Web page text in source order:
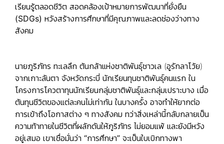
เรียนรู้ตลอดชีวิต สอดคล้องเป้าหมายการพัฒนาที่ยั่งยืน
(SDGs) หวังสร้างการศึกษาที่มีคุณภาพและลดช่องว่างทาง
สังคม
นายภูริภัทร ทะเลลึก ต้นกล้าแห่งชาติพันธุ์ชาวเล (อูรักลาโว้ย)
จากเกาะลันตา จังหวัดกระบี่ นักเรียนทุนชาติพันธุ์คนแรก ใน
โครงการโควตาทุนนักเรียนกลุ่มชาติพันธุ์และกลุ่มเปราะบาง เมื่อ
ต้นทุนชีวิตของแต่ละคนไม่เท่ากัน ในบางครั้ง อาจทำให้ยากต่อ
การเข้าถึงโอกาสต่าง ๆ ทางสังคม ทว่าสิ่งเหล่านี้กลับกลายเป็น
ความท้าทายในชีวิตที่ผลักดันให้ภูริภัทร ไม่ยอมแพ้ และยังมีหวัง
อยู่เสมอ เขาเชื่อมั่นว่า “การศึกษา” จะเป็นใบเบิกทางพา